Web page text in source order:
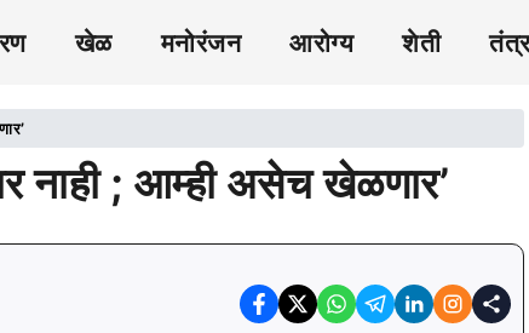
खेळ मनोरंजन आरोग्य शेती
नाही ; आम्ही असेच खेळणार’